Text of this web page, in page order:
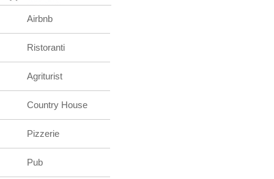
Airbnb
Ristoranti
Agriturist
Country House
Pizzerie
Pub